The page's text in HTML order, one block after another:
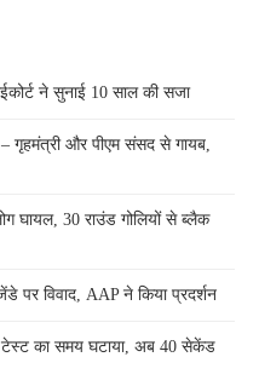
ने सुनाई 10 साल की सजा
गृहमंत्री और पीएम संसद से गायब,
घायल, 30 राउंड गोलियों से ब्लैक
पर विवाद, AAP ने किया प्रदर्शन
टेस्ट का समय घटाया, अब 40 सेकेंड